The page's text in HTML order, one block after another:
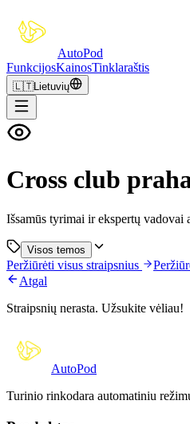
AutoPod
FunkcijosKainosTinklaraštis
🇱🇹Lietuvių
Cross club
Išsamūs tyrimai ir ekspertų
Visos temos
Peržiūrėti visus straipsnius
Atgal
Straipsnių nerasta. Užsukite vėliau!
AutoPod
Turinio rinkodara automatiniu